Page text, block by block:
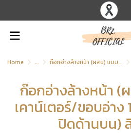
Home ... ก๊อกอ่างล้างหน้า (ผสม) แบบติดเคาน์เตอร์/ขอบอ่าง 1 รูก๊อก (เปิด-ปิดด้านบน)
ก๊อกอ่างล้างหน้า (
เคาน์เตอร์/ขอบอ่าง
ปิดด้านบน)